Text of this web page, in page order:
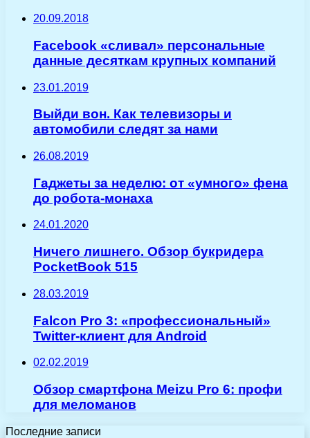
20.09.2018
Facebook «сливал» персональные
данные десяткам крупных компаний
23.01.2019
Выйди вон. Как телевизоры и
автомобили следят за нами
26.08.2019
Гаджеты за неделю: от «умного» фена
до робота-монаха
24.01.2020
Ничего лишнего. Обзор букридера
PocketBook 515
28.03.2019
Falcon Pro 3: «профессиональный»
Twitter-клиент для Android
02.02.2019
Обзор смартфона Meizu Pro 6: профи
для меломанов
Последние записи